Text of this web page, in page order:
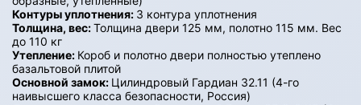
Контуры уплотнения: 3 контура уплотнения
Толщина, вес:Толщина двери 125 мм, полотно 115 мм. Вес
до 110 кг
Утепление: Короб и полотно двери полностью утеплено
базальтовой плитой
Основной замок: Цилиндровый Гардиан 32.11 (4-го
наивысшего класса безопасности, Россия)